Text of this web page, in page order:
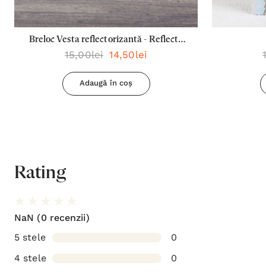
Breloc Vesta reflectorizantă - Reflecta
lumina oriunde mergi
15,00lei 14,50lei
Adaugă în coș
Rating
NaN (0 recenzii)
5 stele
0
4 stele
0